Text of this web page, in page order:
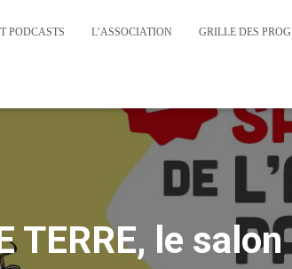
PODCASTS L’ASSOCIATION GRILLE DES
TERRE, le